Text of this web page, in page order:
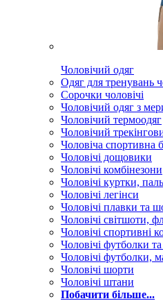
Чоловічий одяг
Одяг для тренувань
Сорочки чоловічі
Чоловічий одяг з
Чоловічий термоодяг
Чоловічий
Чоловіча спортивна
Чоловічі дощовики
Чоловічі комбінезони
Чоловічі куртки,
Чоловічі легінси
Чоловічі плавки та
Чоловічі світшоти,
Чоловічі спортивні
Чоловічі футболки
Чоловічі футболки,
Чоловічі шорти
Чоловічі штани
Побачити більше...